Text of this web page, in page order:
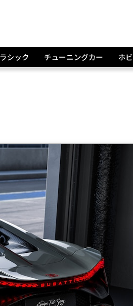
シック チューニングカー ホ